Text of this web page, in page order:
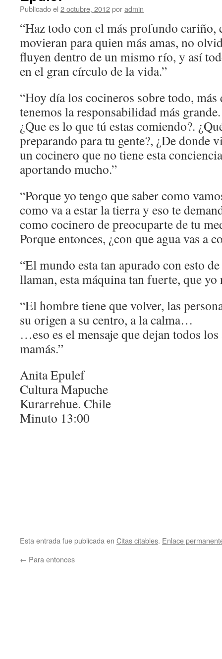
Publicado el 2 octubre, 2012poradmin
“Haz todo con el más profundo cariño,
movieran para quien más amas, no
fluyen dentro de un mismo río, y así
en el gran círculo de la vida.”
“Hoy día los cocineros sobre todo, más
tenemos la responsabilidad más grande.
¿Que es lo que tú estas comiendo?.
preparando para tu gente?, ¿De donde
un cocinero que no tiene esta
aportando mucho.”
“Porque yo tengo que saber como
como va a estar la tierra y eso te
como cocinero de preocuparte de tu
Porque entonces, ¿con que agua vas a
“El mundo esta tan apurado con esto
llaman, esta máquina tan fuerte, que yo
“El hombre tiene que volver, las
su origen a su centro, a la calma…
…eso es el mensaje que dejan todos los
mamás.”
Anita Epulef
Cultura Mapuche
Kurarrehue. Chile
Minuto 13:00
Esta entrada fue publicada en Citas citables. Enlace
← Para entonces